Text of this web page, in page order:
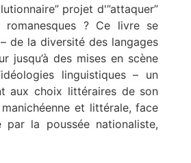
projet d'”attaquer”
? Ce livre se
de la diversité des langages
jusqu’à des mises en scène
linguistiques – un
aux choix littéraires de son
et littérale, face
par la poussée nationaliste,